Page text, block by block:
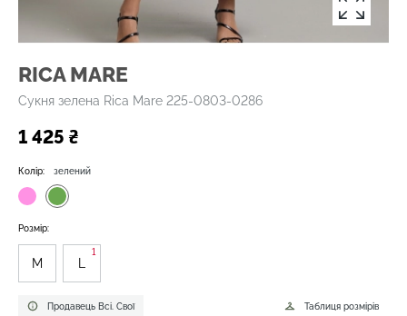
RICA MARE
Сукня зелена Rica Mare 225-0803-0286
1 425 ₴
Продавець Всі. Свої
Колір: зелений
Таблиця розмірів
Розмір:
M L
1